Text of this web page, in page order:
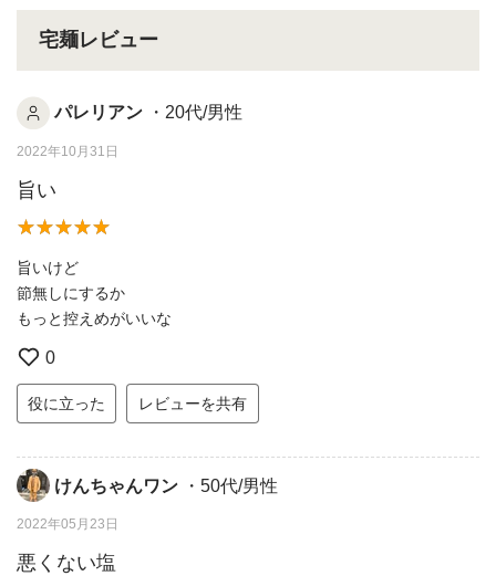
宅麺レビュー
パレリアン ・20代/男性
2022年10月31日
旨い
旨いけど
節無しにするか
もっと控えめがいいな
0
役に立った レビューを共有
けんちゃんワン ・50代/男性
2022年05月23日
悪くない塩